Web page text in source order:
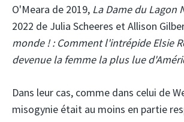
O'Meara de 2019, La Dame du Lagon
2022 de Julia Scheeres et Allison
monde ! : Comment l'intrépide Elsie
devenue la femme la plus lue
Dans leur cas, comme dans celui de
misogynie était au moins en partie